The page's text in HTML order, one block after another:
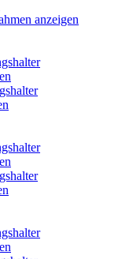
anzeigen